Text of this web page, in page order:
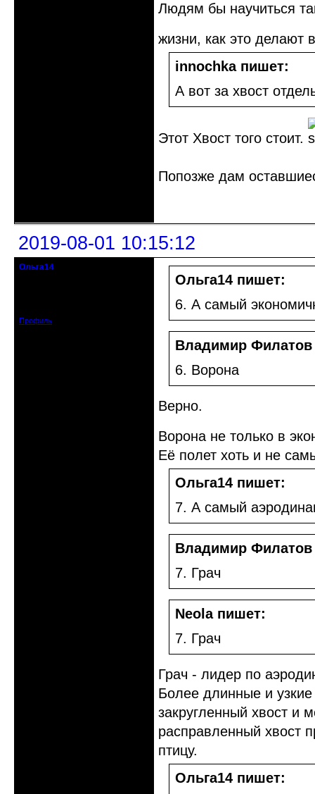
Людям бы научиться
жизни, как это делают
innochka пишет:
А вот за хвост
Этот Хвост того стоит.
Попозже дам
2019-08-01 10:15:12
Ольга14
Профиль
Ольга14 пишет:
6. А самый
Владимир
6. Ворона
Верно.
Ворона не только в
Её полет хоть и не
Ольга14 пишет:
7. А самый
Владимир
7. Грач
Neola пишет:
7. Грач
Грач - лидер по
Более длинные и
закругленный хвост и
расправленный хвост
птицу.
Ольга14 пишет: